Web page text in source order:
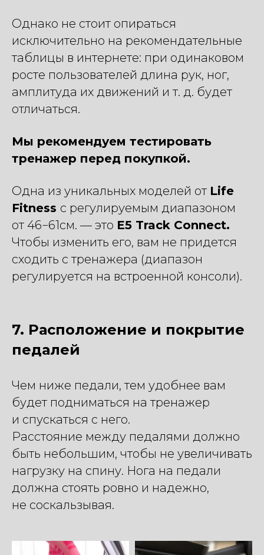
Однако не стоит опираться
исключительно на рекомендательные
таблицы в интернете: при одинаковом
росте пользователей длина рук, ног,
амплитуда их движений и т. д. будет
отличаться.
Мы рекомендуем тестировать
тренажер перед покупкой.
Одна из уникальных моделей от Life
Fitness с регулируемым диапазоном
от 46−61см. — это E5 Track Connect.
Чтобы изменить его, вам не придется
сходить с тренажера (диапазон
регулируется на встроенной консоли).
7. Расположение и покрытие
педалей
Чем ниже педали, тем удобнее вам
будет подниматься на тренажер
и спускаться с него.
Расстояние между педалями должно
быть небольшим, чтобы не увеличивать
нагрузку на спину. Нога на педали
должна стоять ровно и надежно,
не соскальзывая.